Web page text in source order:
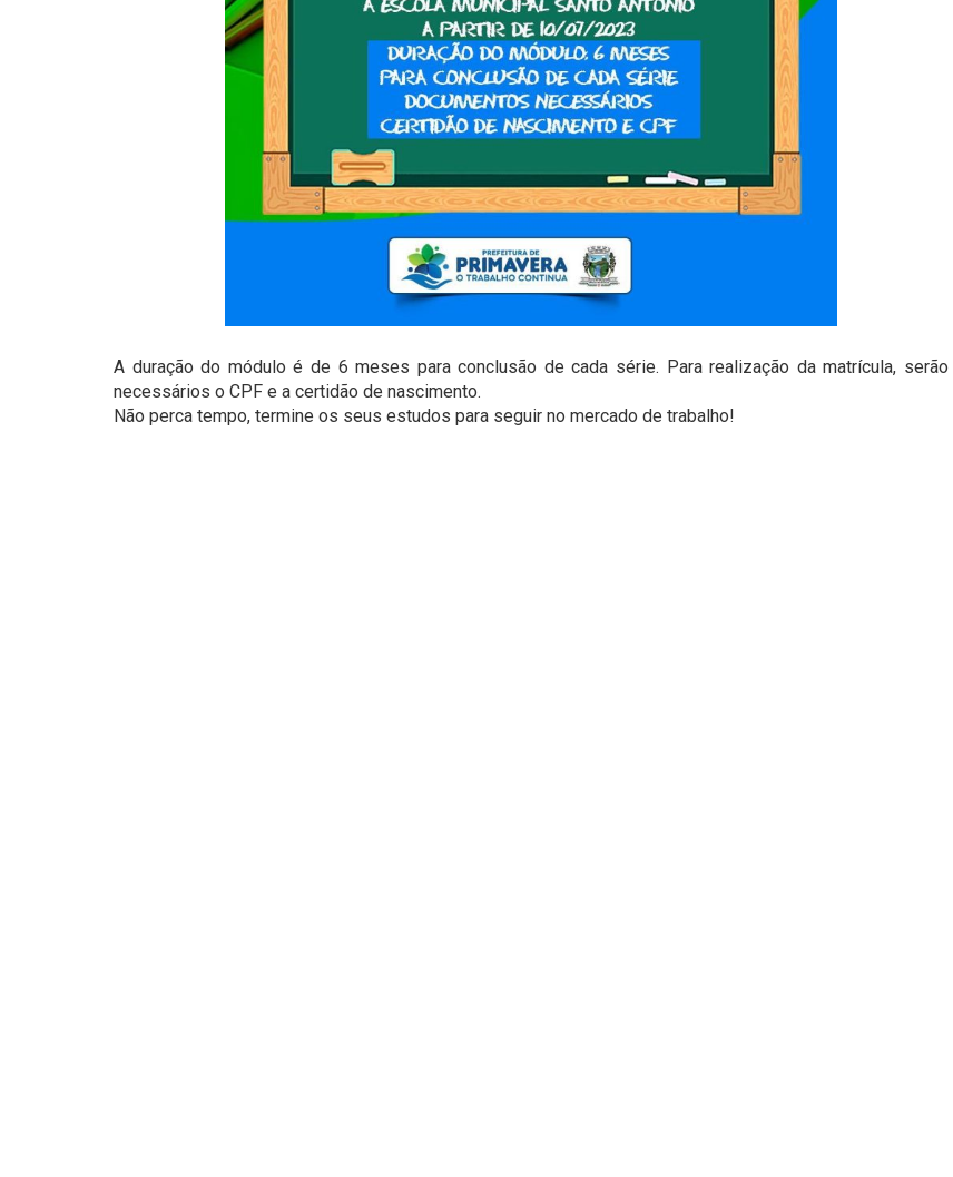
A duração do módulo é de 6 meses para conclusão de cada série. Para realização da matrícula, serão
necessários o CPF e a certidão de nascimento.
Não perca tempo, termine os seus estudos para seguir no mercado de trabalho!